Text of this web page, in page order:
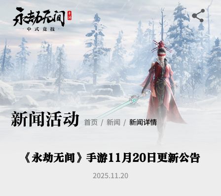
新闻活动 首页 新闻 新闻详情
《永劫无间》手游11月20日更新公告
2025.11.20